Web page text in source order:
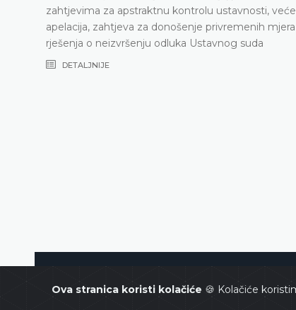
Ova stranica koristi kolačiće 🍪 Kolačiće
zahtjevima za apstraktnu kontrolu ustavnosti,
apelacija, zahtjeva za donošenje privremenih
rješenja o neizvršenju odluka Ustavnog suda
DETALJNIJE
Ustavni sud Bosne i